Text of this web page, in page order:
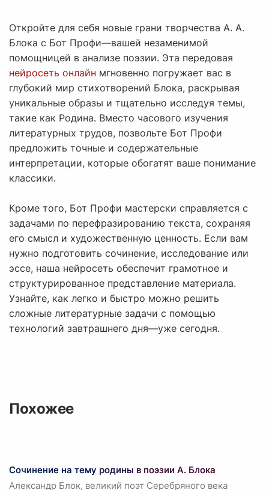
Откройте для себя новые грани творчества А. А.
Блока с Бот Профи—вашей незаменимой
помощницей в анализе поэзии. Эта передовая
нейросеть онлайн мгновенно погружает вас в
глубокий мир стихотворений Блока, раскрывая
уникальные образы и тщательно исследуя темы,
такие как Родина. Вместо часового изучения
литературных трудов, позвольте Бот Профи
предложить точные и содержательные
интерпретации, которые обогатят ваше понимание
классики.
Кроме того, Бот Профи мастерски справляется с
задачами по перефразированию текста, сохраняя
его смысл и художественную ценность. Если вам
нужно подготовить сочинение, исследование или
эссе, наша нейросеть обеспечит грамотное и
структурированное представление материала.
Узнайте, как легко и быстро можно решить
сложные литературные задачи с помощью
технологий завтрашнего дня—уже сегодня.
Похожее
Сочинение на тему родины в поэзии А. Блока
Александр Блок, великий поэт Серебряного века